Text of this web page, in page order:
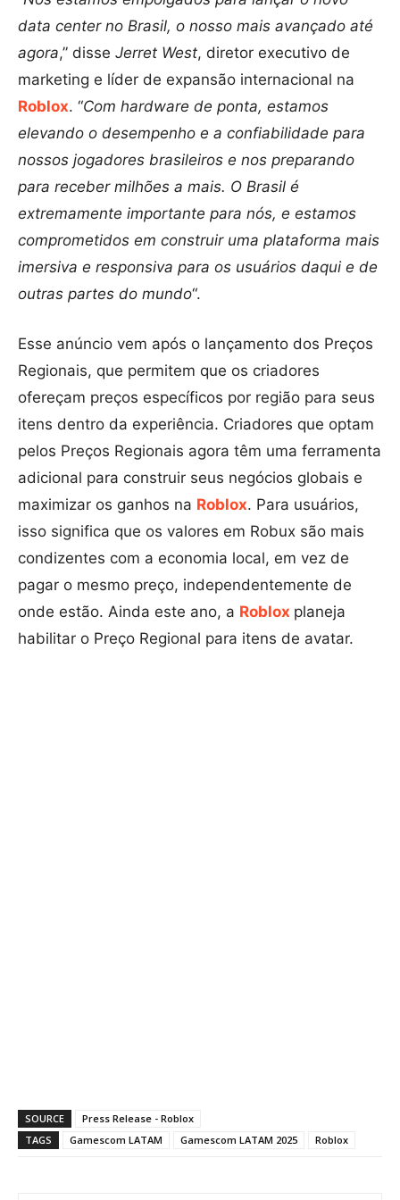
data center no Brasil, o nosso mais avançado até
agora,” disse Jerret West, diretor executivo de
marketing e líder de expansão internacional na
Roblox. “Com hardware de ponta, estamos
elevando o desempenho e a confiabilidade para
nossos jogadores brasileiros e nos preparando
para receber milhões a mais. O Brasil é
extremamente importante para nós, e estamos
comprometidos em construir uma plataforma mais
imersiva e responsiva para os usuários daqui e de
outras partes do mundo“.
Esse anúncio vem após o lançamento dos Preços
Regionais, que permitem que os criadores
ofereçam preços específicos por região para seus
itens dentro da experiência. Criadores que optam
pelos Preços Regionais agora têm uma ferramenta
adicional para construir seus negócios globais e
maximizar os ganhos na Roblox. Para usuários,
isso significa que os valores em Robux são mais
condizentes com a economia local, em vez de
pagar o mesmo preço, independentemente de
onde estão. Ainda este ano, a Roblox planeja
habilitar o Preço Regional para itens de avatar.
SOURCE
Press Release - Roblox
TAGS
Gamescom LATAM Gamescom LATAM 2025 Roblox